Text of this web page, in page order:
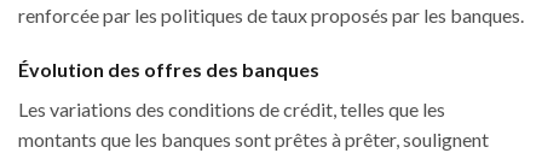
renforcée par les politiques de taux proposés par les banques.
Évolution des offres des banques
Les variations des conditions de crédit, telles que les
montants que les banques sont prêtes à prêter, soulignent